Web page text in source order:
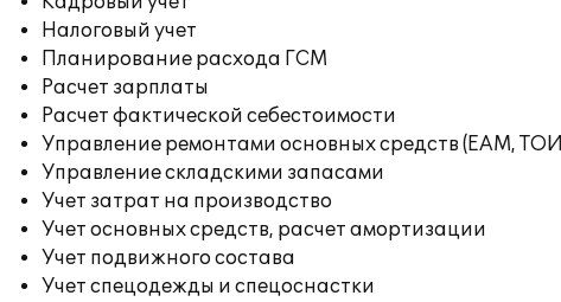
Налоговый учет
Планирование расхода ГСМ
Расчет зарплаты
Расчет фактической себестоимости
Управление ремонтами основных средств (EAM,
Управление складскими запасами
Учет затрат на производство
Учет основных средств, расчет амортизации
Учет подвижного состава
Учет спецодежды и спецоснастки